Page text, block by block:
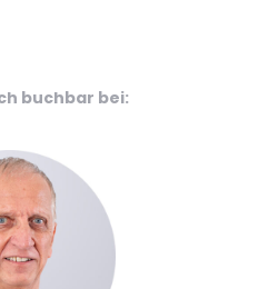
buchbar bei: